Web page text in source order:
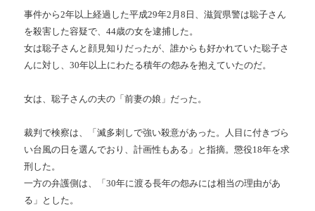
事件から2年以上経過した平成29年2月8日、滋賀県警は聡子さん
を殺害した容疑で、44歳の女を逮捕した。
女は聡子さんと顔見知りだったが、誰からも好かれていた聡子さ
んに対し、30年以上にわたる積年の怨みを抱えていたのだ。
女は、聡子さんの夫の「前妻の娘」だった。
裁判で検察は、「滅多刺しで強い殺意があった。人目に付きづら
い台風の日を選んでおり、計画性もある」と指摘。懲役18年を求
刑した。
一方の弁護側は、「30年に渡る長年の怨みには相当の理由があ
る」とした。